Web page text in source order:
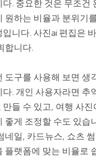
. 중요한 것은 무조건
원하는 비율과 분위기
니다. 사진ai 편집은
합니다.
도구를 사용해 보면 생
다. 개인 사용자라면 추
만들 수 있고, 여행 사
좋게 조정할 수도 있습
네일, 카드뉴스, 쇼츠
플랫폼에 맞는 비율로